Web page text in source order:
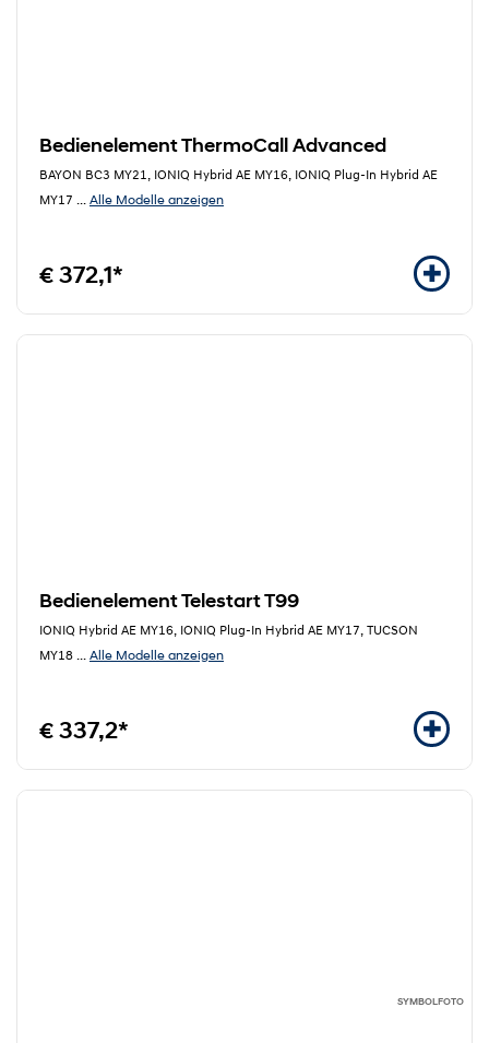
Bedienelement ThermoCall Advanced
BAYON BC3 MY21, IONIQ Hybrid AE MY16, IONIQ Plug-In Hybrid AE
MY17 ... Alle Modelle anzeigen
€ 372,1*
Bedienelement Telestart T99
IONIQ Hybrid AE MY16, IONIQ Plug-In Hybrid AE MY17, TUCSON
MY18 ... Alle Modelle anzeigen
€ 337,2*
SYMBOLFOTO